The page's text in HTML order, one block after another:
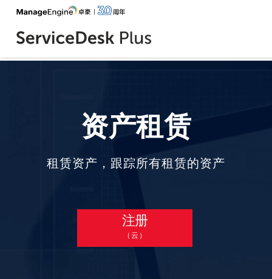
资产租赁
租赁资产，跟踪所有租赁的资产
注册
（云）